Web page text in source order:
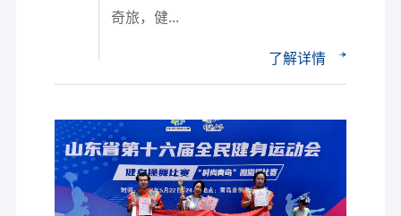
奇旅，健...
了解详情